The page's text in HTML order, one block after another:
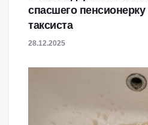
спасшего
таксиста
28.12.2025